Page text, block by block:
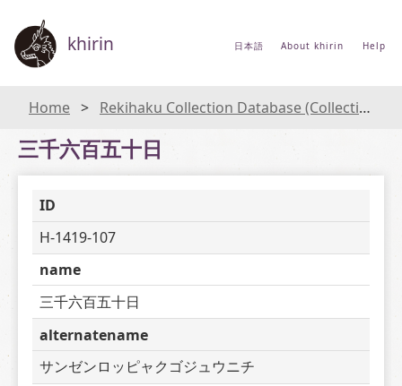
khirin 日本語 About khirin Help
Home Rekihaku Collection Database (Collections Database of the National Museum of Japanese History)
三千六百五十日
ID
H-1419-107
name
三千六百五十日
alternatename
サンゼンロッピャクゴジュウニチ